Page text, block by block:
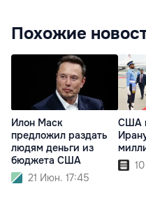
Похожие
Илон Маск
предложил раздать
людям деньги из
бюджета США
21 Июн. 17:45
США